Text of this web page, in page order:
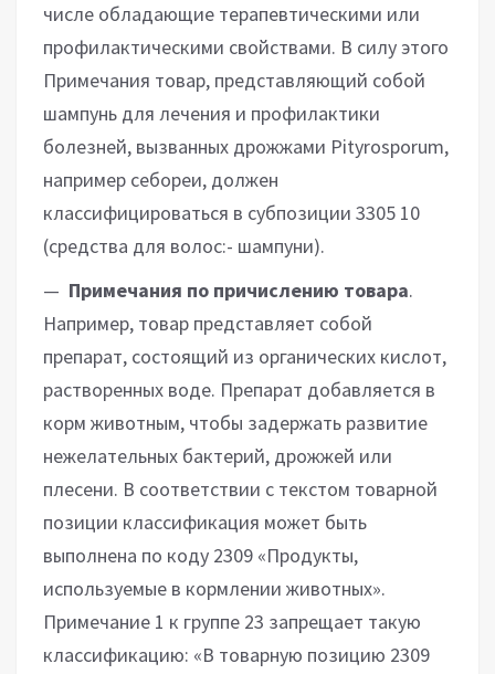
числе обладающие терапевтическими или
профилактическими свойствами. В силу этого
Примечания товар, представляющий собой
шампунь для лечения и профилактики
болезней, вызванных дрожжами Pityrosporum,
например себореи, должен
классифицироваться в субпозиции 3305 10
(средства для волос:- шампуни).
— Примечания по причислению товара.
Например, товар представляет собой
препарат, состоящий из органических кислот,
растворенных воде. Препарат добавляется в
корм животным, чтобы задержать развитие
нежелательных бактерий, дрожжей или
плесени. В соответствии с текстом товарной
позиции классификация может быть
выполнена по коду 2309 «Продукты,
используемые в кормлении животных».
Примечание 1 к группе 23 запрещает такую
классификацию: «В товарную позицию 2309